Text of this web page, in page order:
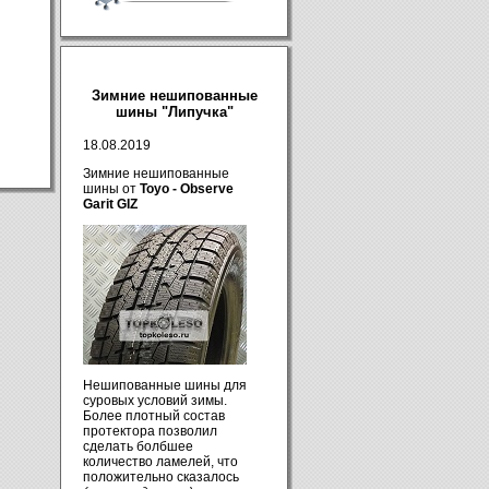
Зимние нешипованные
шины "Липучка"
18.08.2019
Зимние нешипованные
шины от Toyo - Observe
Garit GIZ
Нешипованные шины для
суровых условий зимы.
Более плотный состав
протектора позволил
сделать болбшее
количество ламелей, что
положительно сказалось